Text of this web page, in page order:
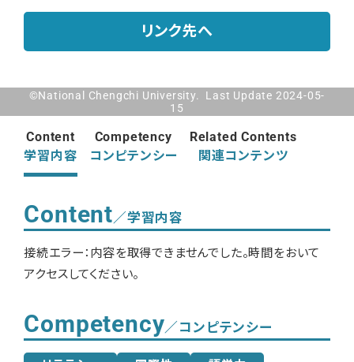
リンク先へ
©National Chengchi University. Last Update 2024-05-
15
Content
学習内容
Competency
コンピテンシー
Related Contents
関連コンテンツ
Content／学習内容
接続エラー：内容を取得できませんでした。時間をおいて
アクセスしてください。
Competency／コンピテンシー